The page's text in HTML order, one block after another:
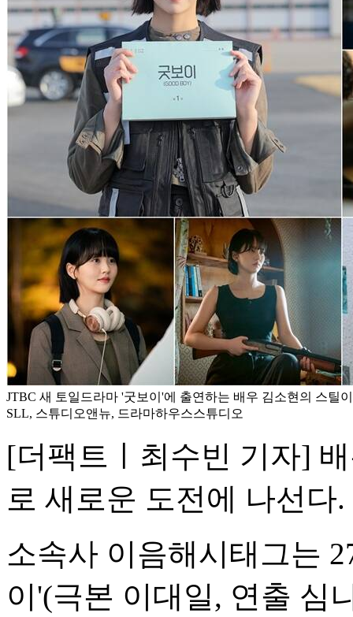
JTBC 새 토일드라마 '굿보이'에 출연하는 배우 김소현의 스틸
SLL, 스튜디오앤뉴, 드라마하우스스튜디오
[더팩트ㅣ최수빈 기자]
로 새로운 도전에 나선다.
소속사 이음해시태그는
이'(극본 이대일, 연출 심